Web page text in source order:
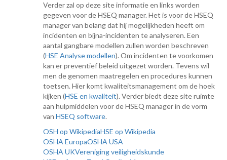
Verder zal op deze site informatie en links worden
gegeven voor de HSEQ manager. Het is voor de HSEQ
manager van belang dat hij mogelijkheden heeft om
incidenten en bijna-incidenten te analyseren. Een
aantal gangbare modellen zullen worden beschreven
(HSE Analyse modellen). Om incidenten te voorkomen
kan er preventief beleid uitgezet worden. Tevens wil
men de genomen maatregelen en procedures kunnen
toetsen. Hier komt kwaliteitsmanagement om de hoek
kijken (HSE en kwaliteit). Verder biedt deze site ruimte
aan hulpmiddelen voor de HSEQ manager in de vorm
van HSEQ software.
OSH op WikipediaHSE op Wikipedia
OSHA EuropaOSHA USA
OSHA UKVereniging veiligheidskunde